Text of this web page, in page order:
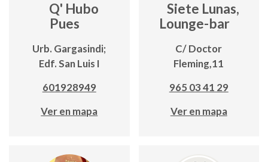
Q' Hubo
Pues
Urb. Gargasindi;
Edf. San Luis I
601928949
Ver en mapa
Siete Lunas,
Lounge-bar
C/ Doctor
Fleming,11
965 03 41 29
Ver en mapa